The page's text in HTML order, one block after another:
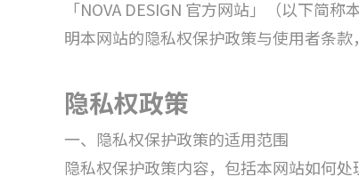
「NOVA DESIGN 官方网站」（以下简
明本网站的隐私权保护政策与使用者条款
隐私权政策
一、隐私权保护政策的适用范围
隐私权保护政策内容，包括本网站如何